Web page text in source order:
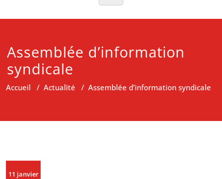
Assemblée d’information
syndicale
Accueil / Actualité / Assemblée d’information syndicale
11 janvier